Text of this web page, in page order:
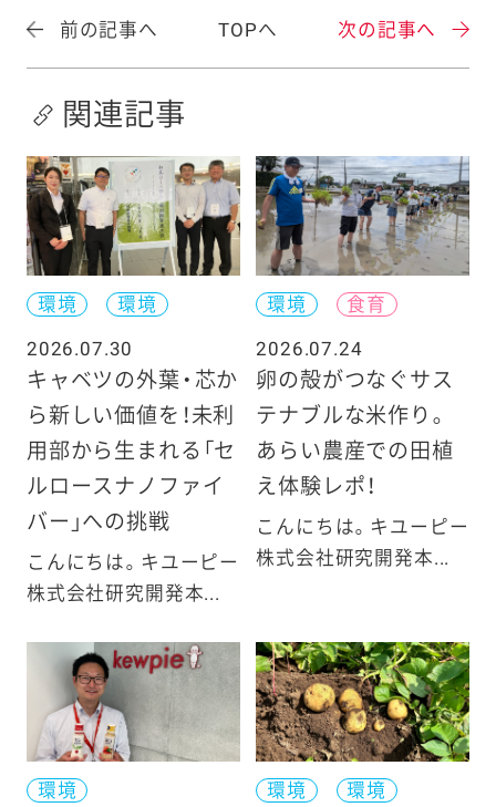
前の記事へ TOPへ 次の記事へ
関連記事
環境
環境
2026.07.30
キャベツの外葉・芯か
ら新しい価値を！未利
用部から生まれる「セ
ルロースナノファイ
バー」への挑戦
こんにちは。キユーピー
株式会社研究開発本...
環境
食育
2026.07.24
卵の殻がつなぐサス
テナブルな米作り。
あらい農産での田植
え体験レポ！
こんにちは。キユーピー
株式会社研究開発本...
環境 環境 環境